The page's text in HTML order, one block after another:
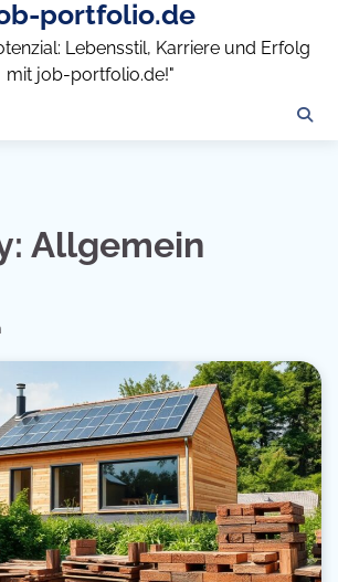
portfolio.de
Lebensstil, Karriere und Erfolg
mit job-portfolio.de!"
Allgemein